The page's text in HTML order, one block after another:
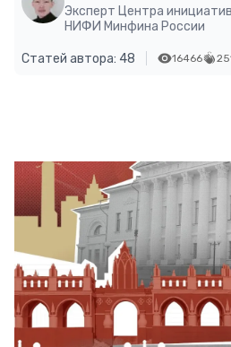
Эксперт Центра
НИФИ Минфина России
Статей автора: 48 16466